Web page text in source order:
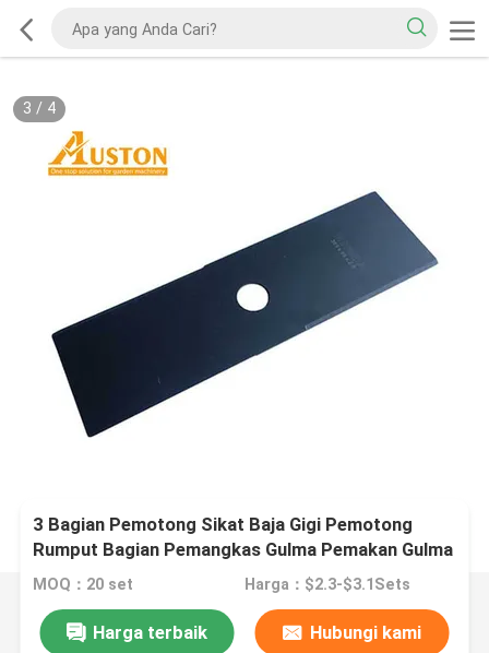
3 / 4
3 Bagian Pemotong Sikat Baja Gigi Pemotong
Rumput Bagian Pemangkas Gulma Pemakan Gulma
MOQ：20 set Harga：$2.3-$3.1Sets
Harga terbaik Hubungi kami